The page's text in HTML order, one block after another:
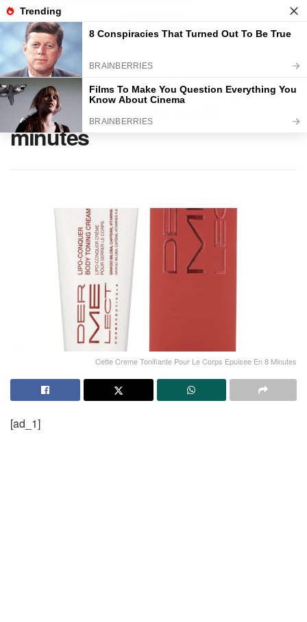
Home BEAUTÉ
Cette crème tonifiante pour
le corps épuisée en 8
minutes
Cette Creme Tonifiante Pour Le Corps Epuisee En 8 Minutes
[ad_1]